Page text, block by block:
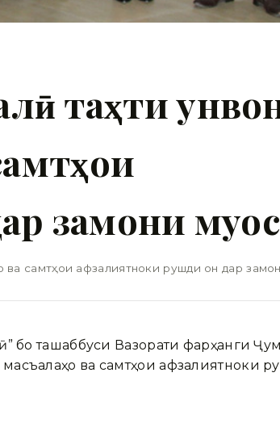
таҳти
замони
самтҳои афзалиятноки рушди он дар
бо ташаббуси Вазорати фарҳанги
ва самтҳои афзалиятноки